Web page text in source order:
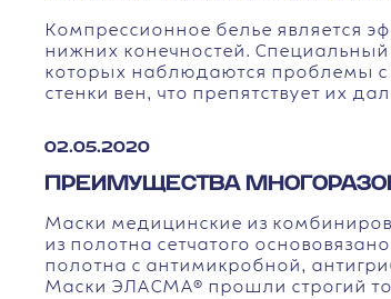
Компрессионное белье является
нижних конечностей.
которых наблюдаются проблемы с
стенки вен, что препятствует их
02.05.2020
ПРЕИМУЩЕСТВА
Маски медицинские из
из полотна сетчатого
полотна с антимикробной,
Маски ЭЛАСМА® прошли строгий